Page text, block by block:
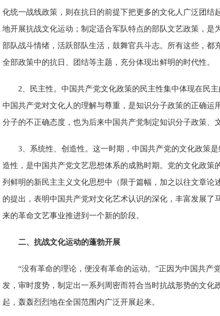
化统一战线政策，则在抗日的前提下把更多的文化人广泛团结
地开展抗战文化运动；制定适合军队特点的部队文艺政策，是
部队战斗情绪，活跃部队生活，鼓舞官兵斗志。所有这些，都
全部政策中的抗日、团结等主题，充分体现出鲜明的时代性。
2、民主性。中国共产党文化政策的民主性集中体现在民
中国共产党对文化人的理解与尊重，是知识分子政策的正确运
分子的不正确态度，也为后来中国共产党制定知识分子政策、
3、系统性、创造性。这一时期，中国共产党的文化政策
造性，是中国共产党文艺思想体系的成熟时期。党的文化政策
列鲜明的新民主主义文化思想中（限于篇幅，加之以往文章论
的提出，表明中国共产党对文化艺术认识的深化，丰富发展了
来的革命文艺事业推进到一个新的阶段。
二、抗战文化运动的蓬勃开展
“没有革命的理论，便没有革命的运动。”正因为中国共产
发，审时度势，制定出一系列周密而符合当时抗战形势的文化
起，轰轰烈烈地在全国范围内广泛开展起来。